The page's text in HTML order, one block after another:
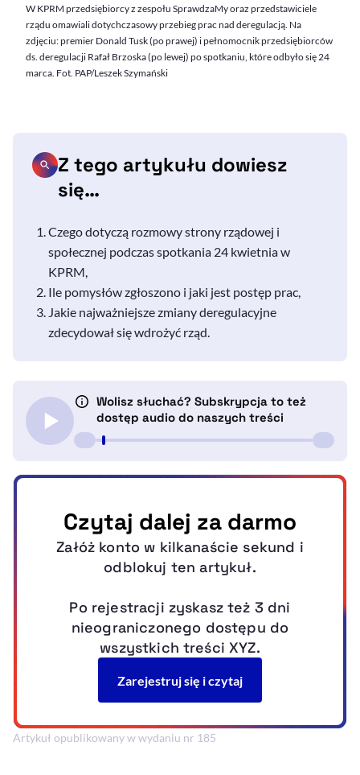
W KPRM przedsiębiorcy z zespołu SprawdzaMy oraz przedstawiciele
rządu omawiali dotychczasowy przebieg prac nad deregulacją. Na
zdjęciu: premier Donald Tusk (po prawej) i pełnomocnik przedsiębiorców
ds. deregulacji Rafał Brzoska (po lewej) po spotkaniu, które odbyło się 24
marca. Fot. PAP/Leszek Szymański
Z tego artykułu dowiesz
się…
Czego dotyczą rozmowy strony rządowej i
społecznej podczas spotkania 24 kwietnia w
KPRM,
Ile pomysłów zgłoszono i jaki jest postęp prac,
Jakie najważniejsze zmiany deregulacyjne
zdecydował się wdrożyć rząd.
Artykuł opublikowany w wydaniu nr 185